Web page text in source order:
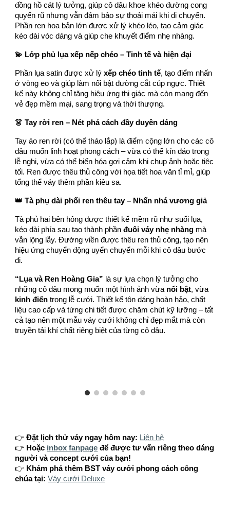
đồng hồ cát lý tưởng, giúp cô dâu khoe khéo đường cong
quyến rũ nhưng vẫn đảm bảo sự thoải mái khi di chuyển.
Phần ren hoa bản lớn được xử lý khéo léo, tạo cảm giác
kéo dài vóc dáng và giúp che khuyết điểm nhẹ nhàng.
💫 Lớp phủ lụa xếp nếp chéo – Tinh tế và hiện đại
Phần lụa satin được xử lýxếp chéo tinh tế, tạo điểm nhấn
ở vòng eo và giúp làm nổi bật đường cắt cúp ngực. Thiết
kế này không chỉ tăng hiệu ứng thị giác mà còn mang đến
vẻ đẹp mềm mại, sang trọng và thời thượng.
👗 Tay rời ren – Nét phá cách đầy duyên dáng
Tay áo ren rời (có thể tháo lắp) là điểm cộng lớn cho các cô
dâu muốn linh hoạt phong cách – vừa có thể kín đáo trong
lễ nghi, vừa có thể biến hóa gợi cảm khi chụp ảnh hoặc tiệc
tối. Ren được thêu thủ công với họa tiết hoa văn tỉ mỉ, giúp
tổng thể váy thêm phần kiêu sa.
👑 Tà phụ dài phối ren thêu tay – Nhấn nhá vương giả
Tà phủ hai bên hông được thiết kế mềm rũ như suối lụa,
kéo dài phía sau tạo thành phầnđuôi váy nhẹ nhàng mà
vẫn lộng lẫy. Đường viền được thêu ren thủ công, tạo nên
hiệu ứng chuyển động uyển chuyển mỗi khi cô dâu bước
đi.
“Lụa và Ren Hoàng Gia” là sự lựa chọn lý tưởng cho
những cô dâu mong muốn một hình ảnh vừa nổi bật, vừa
kinh điển trong lễ cưới. Thiết kế tôn dáng hoàn hảo, chất
liệu cao cấp và từng chi tiết được chăm chút kỹ lưỡng – tất
cả tạo nên một mẫu váy cưới không chỉ đẹp mắt mà còn
truyền tải khí chất riêng biệt của từng cô dâu.
👉Đặt lịch thử váy ngay hôm nay: Liên hệ
👉 Hoặc inbox fanpage để được tư vấn riêng theo dáng
người và concept cưới của bạn!
👉 Khám phá thêm BST váy cưới phong cách công
chúa tại:Váy cưới Deluxe